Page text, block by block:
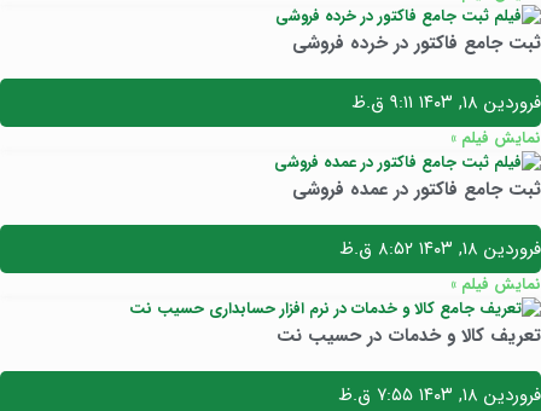
ثبت جامع فاکتور در خرده فروشی
فروردین ۱۸, ۱۴۰۳ ۹:۱۱ ق.ظ
نمایش فیلم »
ثبت جامع فاکتور در عمده فروشی
فروردین ۱۸, ۱۴۰۳ ۸:۵۲ ق.ظ
نمایش فیلم »
تعریف کالا و خدمات در حسیب نت
فروردین ۱۸, ۱۴۰۳ ۷:۵۵ ق.ظ